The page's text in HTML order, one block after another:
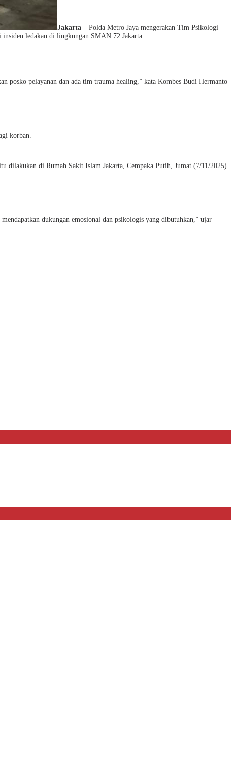
Jakarta – Polda Metro Jaya mengerakan Tim Psikologi
ledakan di lingkungan SMAN 72 Jakarta.
posko pelayanan dan ada tim trauma healing,” kata Kombes Budi Hermanto
korban.
dilakukan di Rumah Sakit Islam Jakarta, Cempaka Putih, Jumat (7/11/2025)
dukungan emosional dan psikologis yang dibutuhkan,” ujar